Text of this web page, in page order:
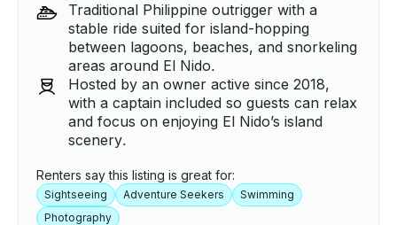
Traditional Philippine outrigger with a
stable ride suited for island-hopping
between lagoons, beaches, and snorkeling
areas around El Nido.
Hosted by an owner active since 2018,
with a captain included so guests can relax
and focus on enjoying El Nido’s island
scenery.
Renters say this listing is great for:
Sightseeing Adventure Seekers
Swimming
Photography